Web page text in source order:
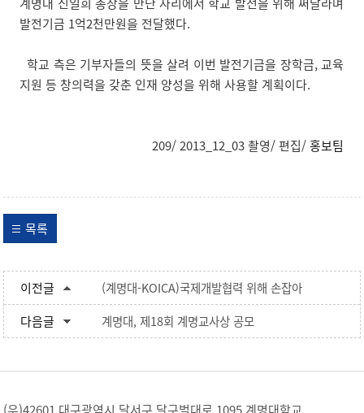
발전기금 1억2천만원을 전달했다.
학교 측은 기부자들의 뜻을 살려 이번 발전기금을 장학금, 교육
지원 등 창의력을 갖춘 인재 양성을 위해 사용할 계획이다.
209/ 2013_12_03 촬영/ 편집/홍보팀
목록
이전글
(계명대-KOICA)국제개발협력 위해 손잡아
다음글
계명대, 제18회 계명교사상 공모